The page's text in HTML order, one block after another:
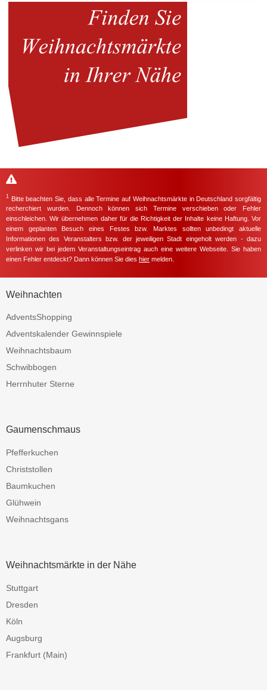
1
Bitte beachten Sie, dass alle Termine auf Weihnachtsmärkte in Deutschland sorgfältig
recherchiert wurden. Dennoch können sich Termine verschieben oder Fehler
einschleichen. Wir übernehmen daher für die Richtigkeit der Inhalte keine Haftung. Vor
einem geplanten Besuch eines Festes bzw. Marktes sollten unbedingt aktuelle
Informationen des Veranstalters bzw. der jeweiligen Stadt eingeholt werden - dazu
verlinken wir bei jedem Veranstaltungseintrag auch eine weitere Webseite. Sie haben
einen Fehler entdeckt? Dann können Sie dies hier melden.
Weihnachten
AdventsShopping
Adventskalender Gewinnspiele
Weihnachtsbaum
Schwibbogen
Herrnhuter Sterne
Gaumenschmaus
Pfefferkuchen
Christstollen
Baumkuchen
Glühwein
Weihnachtsgans
Weihnachtsmärkte in der Nähe
Stuttgart
Dresden
Köln
Augsburg
Frankfurt (Main)